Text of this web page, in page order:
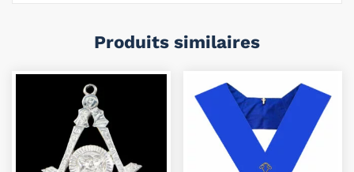
Produits similaires